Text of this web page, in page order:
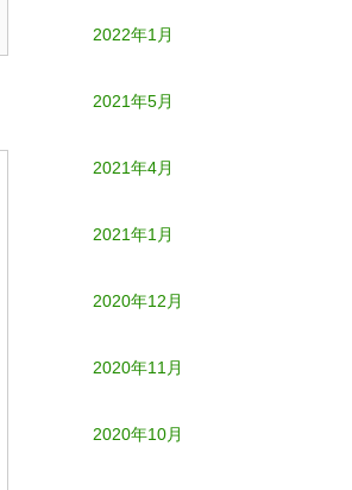
2022年1月
2021年5月
2021年4月
2021年1月
2020年12月
2020年11月
2020年10月